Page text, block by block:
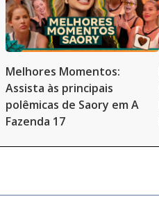
Melhores Momentos:
Assista às principais
polêmicas de Saory em A
Fazenda 17